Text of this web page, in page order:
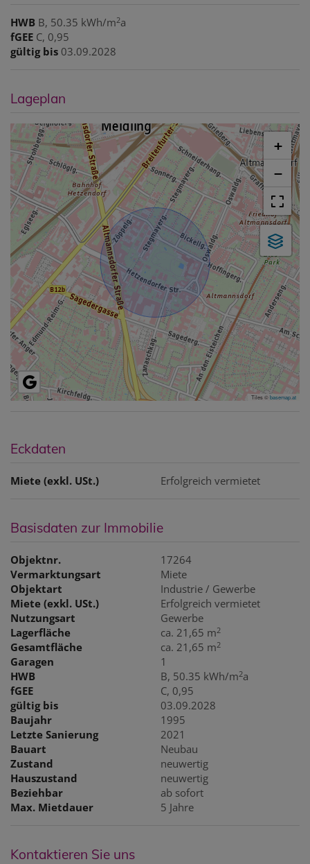
HWB B, 50.35 kWh/m2a
fGEE C, 0,95
gültig bis 03.09.2028
Lageplan
+
−
Tiles ©basemap.at
Eckdaten
Miete (exkl. USt.) Erfolgreich vermietet
Basisdaten zur Immobilie
Objektnr.
17264
Vermarktungsart
Miete
Objektart
Industrie / Gewerbe
Miete (exkl. USt.)
Erfolgreich vermietet
Nutzungsart
Gewerbe
Lagerfläche
ca. 21,65 m2
Gesamtfläche ca. 21,65 m2
Garagen
1
HWB
B, 50.35 kWh/m2a
fGEE
C, 0,95
gültig bis
03.09.2028
Baujahr
1995
Letzte Sanierung
2021
Bauart
Neubau
Zustand
neuwertig
Hauszustand
neuwertig
Beziehbar
ab sofort
Max. Mietdauer
5 Jahre
Kontaktieren Sie uns